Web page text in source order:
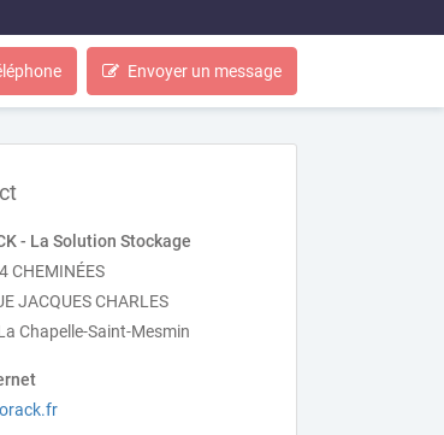
Envoyer un message
- La Solution Stockage
CHEMINÉES
JACQUES CHARLES
Chapelle-Saint-Mesmin